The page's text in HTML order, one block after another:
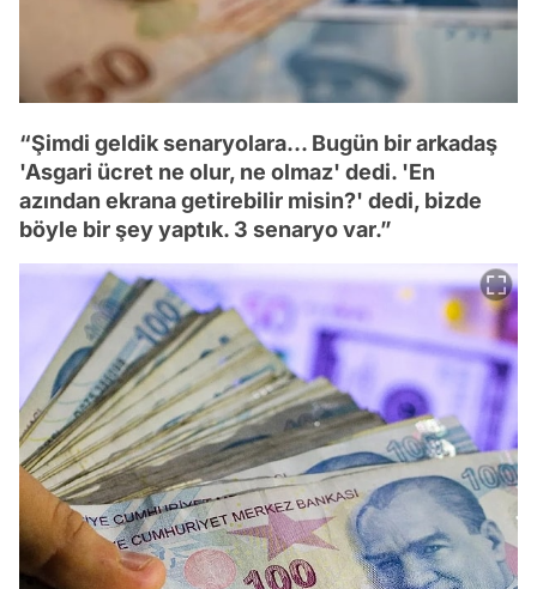
“Şimdi geldik senaryolara... Bugün bir arkadaş
'Asgari ücret ne olur, ne olmaz' dedi. 'En
azından ekrana getirebilir misin?' dedi, bizde
böyle bir şey yaptık. 3 senaryo var.”